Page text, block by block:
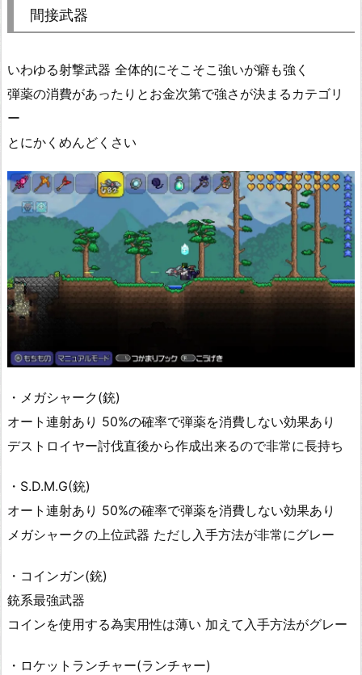
間接武器
いわゆる射撃武器 全体的にそこそこ強いが癖も強く
弾薬の消費があったりとお金次第で強さが決まるカテゴリ
ー
とにかくめんどくさい
・メガシャーク(銃)
オート連射あり 50%の確率で弾薬を消費しない効果あり
デストロイヤー討伐直後から作成出来るので非常に長持ち
・S.D.M.G(銃)
オート連射あり 50%の確率で弾薬を消費しない効果あり
メガシャークの上位武器 ただし入手方法が非常にグレー
・コインガン(銃)
銃系最強武器
コインを使用する為実用性は薄い 加えて入手方法がグレー
・ロケットランチャー(ランチャー)